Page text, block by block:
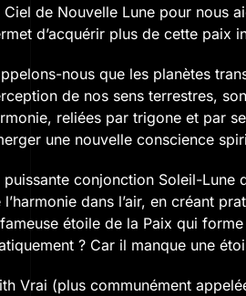
Ciel de Nouvelle Lune pour nous
d’acquérir plus de cette paix
nous que les planètes
de nos sens terrestres,
reliées par trigone et par
une nouvelle conscience
puissante conjonction Soleil-
l’harmonie dans l’air, en créant
étoile de la Paix qui
? Car il manque une
Vrai (plus communément